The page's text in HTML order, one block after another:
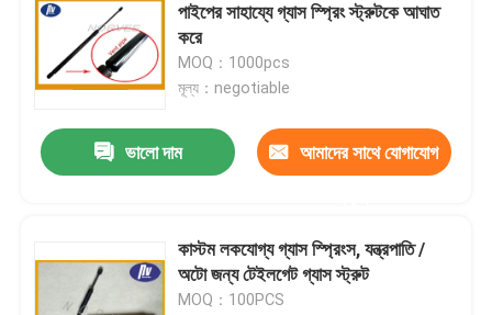
বাড়ি
আমাদের সম্পর্কে
পাইপের সাহায্যে গ্যাস স্প্রিং স্ট্রুটকে আঘাত
করে
MOQ：1000pcs
মূল্য：negotiable
ভালো দাম আমাদের সাথে যোগাযোগ
কাস্টম লকযোগ্য গ্যাস স্প্রিংস, যন্ত্রপাতি /
অটো জন্য টেইলগেট গ্যাস স্ট্রুট
MOQ：100PCS